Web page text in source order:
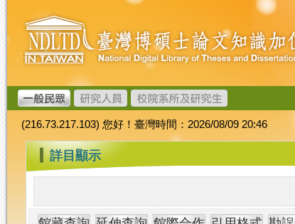
跳
到
主
要
內
容
臺
灣
博
碩
士
論
文
加
值
系
統
(216.73.217.103) 您好！臺灣時間：2026/08/09 20:46
::: 詳目顯示